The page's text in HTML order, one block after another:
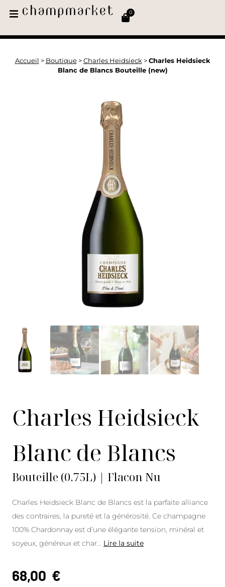
0
Accueil > Boutique> Charles Heidsieck > Charles Heidsieck
Blanc de Blancs Bouteille (new)
Charles Heidsieck
Blanc de Blancs
Bouteille (0.75L) | Flacon Nu
Charles Heidsieck Blanc de Blancs est la parfaite alliance
des contraires, la pureté et la générosité. Ce champagne
100% Chardonnay est d’une élégante tension, minéral et
soyeux, généreux et char
Lire la suite
68,00 €